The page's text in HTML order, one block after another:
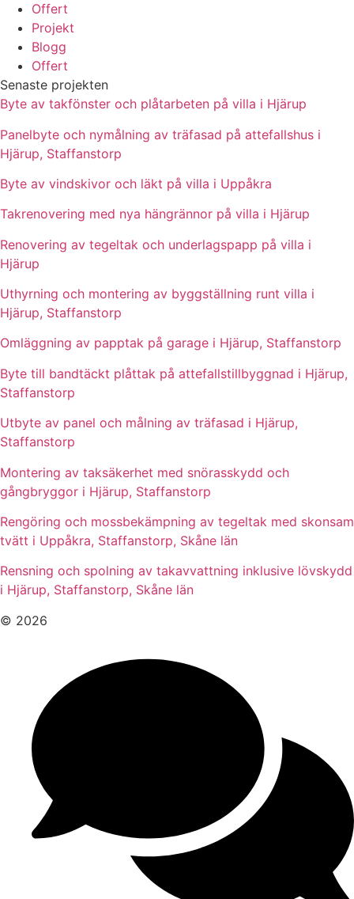
Offert
Projekt
Blogg
Offert
Senaste projekten
Byte av takfönster och plåtarbeten på villa i Hjärup
Panelbyte och nymålning av träfasad på attefallshus i
Hjärup, Staffanstorp
Byte av vindskivor och läkt på villa i Uppåkra
Takrenovering med nya hängrännor på villa i Hjärup
Renovering av tegeltak och underlagspapp på villa i
Hjärup
Uthyrning och montering av byggställning runt villa i
Hjärup, Staffanstorp
Omläggning av papptak på garage i Hjärup, Staffanstorp
Byte till bandtäckt plåttak på attefallstillbyggnad i Hjärup,
Staffanstorp
Utbyte av panel och målning av träfasad i Hjärup,
Staffanstorp
Montering av taksäkerhet med snörasskydd och
gångbryggor i Hjärup, Staffanstorp
Rengöring och mossbekämpning av tegeltak med skonsam
tvätt i Uppåkra, Staffanstorp, Skåne län
Rensning och spolning av takavvattning inklusive lövskydd
i Hjärup, Staffanstorp, Skåne län
© 2026